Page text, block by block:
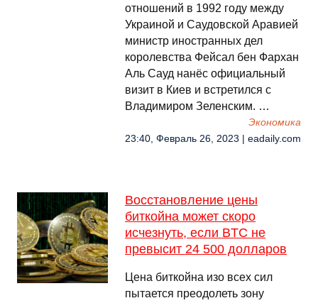
отношений в 1992 году между
Украиной и Саудовской Аравией
министр иностранных дел
королевства Фейсал бен Фархан
Аль Сауд нанёс официальный
визит в Киев и встретился с
Владимиром Зеленским. …
Экономика
23:40, Февраль 26, 2023 | eadaily.com
Восстановление цены
биткойна может скоро
исчезнуть, если BTC не
превысит 24 500 долларов
Цена биткойна изо всех сил
пытается преодолеть зону